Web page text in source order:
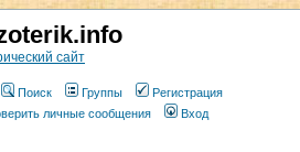
сайт
Поиск Группы
Регистрация
личные сообщения Вход